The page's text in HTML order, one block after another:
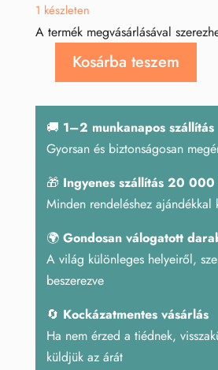
8
490
1 készleten
A termék megvásárlásával
Szelenit
yang
mintával,
nagy
mennyiség
Kosárba teszem
🚚 1–2 munkanapos szállítás
Gyorsan és biztonságosan
🎁 Ingyenes szállítás 20
Minden rendeléshez ajándékkal
🌍 Gondosan válogatott
A világ különleges helyeiről,
beszerezve
🔄 Kockázatmentes vásárlás
Ha nem érzed a tiédnek,
küldjük az árát